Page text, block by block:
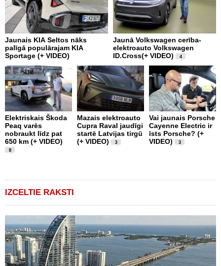
Jaunais KIA Seltos nāks
palīgā populārajam KIA
Sportage (+ VIDEO)
Jaunā Volkswagen cerība-
elektroauto Volkswagen
ID.Cross(+ VIDEO)
4
Elektriskais Škoda
Peaq varēs
nobraukt līdz pat
650 km (+ VIDEO)
8
Mazais elektroauto
Cupra Raval jaudīgi
startē Latvijas tirgū
(+ VIDEO)
3
Vai jaunais Porsche
Cayenne Electric ir
īsts Porsche? (+
VIDEO)
3
IZCELTIE RAKSTI